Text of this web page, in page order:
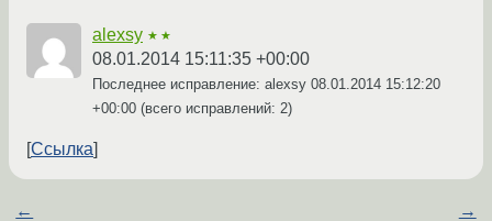
alexsy ★★
08.01.2014 15:11:35 +00:00
Последнее исправление: alexsy 08.01.2014 15:12:20
+00:00 (всего исправлений: 2)
Ссылка
← →